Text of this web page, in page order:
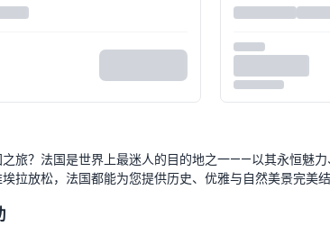
旅？法国是世界上最迷人的目的地之一——以其永恒魅
拉放松，法国都能为您提供历史、优雅与自然美景完美结